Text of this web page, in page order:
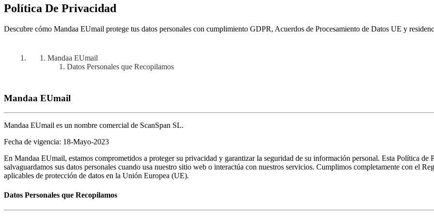
Política De Privacidad
Descubre cómo Mandaa EUmail protege tus datos personales con cumplimiento GDPR, Acuerdos de Procesamiento de Datos UE y
Mandaa EUmail
Datos Personales que Recopilamos
Mandaa EUmail
Mandaa EUmail es un nombre comercial de ScanSpan SL.
Fecha de vigencia: 18-Mayo-2023
En Mandaa EUmail, estamos comprometidos a proteger su privacidad y garantizar la seguridad de su información personal. Esta Política
salvaguardamos sus datos personales cuando usa nuestro sitio web o interactúa con nuestros servicios. Cumplimos completamente con el
aplicables de protección de datos en la Unión Europea (UE).
Datos Personales que Recopilamos